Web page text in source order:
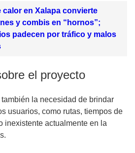
calor en Xalapa convierte
y combis en “hornos”;
padecen por tráfico y malos
el proyecto
la necesidad de brindar
usuarios, como rutas, tiempos de
inexistente actualmente en la